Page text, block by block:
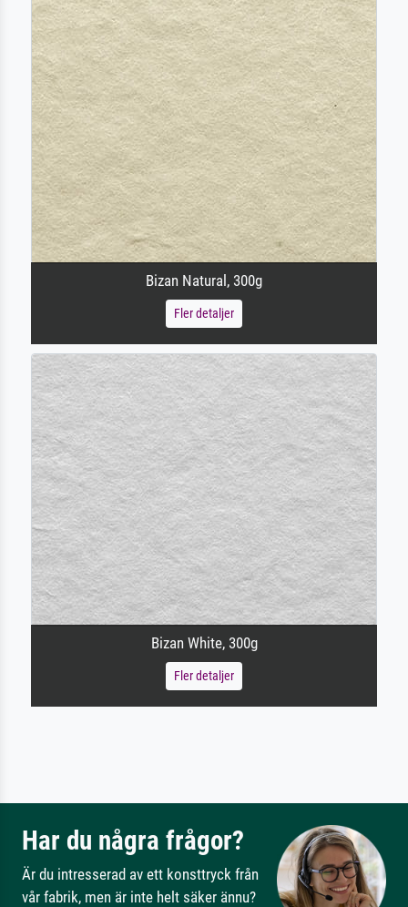
Bizan Natural, 300g
Fler detaljer
Bizan White, 300g
Fler detaljer
Har du några frågor?
Är du intresserad av ett konsttryck från
vår fabrik, men är inte helt säker ännu?